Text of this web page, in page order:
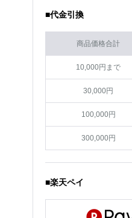
■代金引換
商品価格合計
10,000円まで
30,000円
100,000円
300,000円
■楽天ペイ